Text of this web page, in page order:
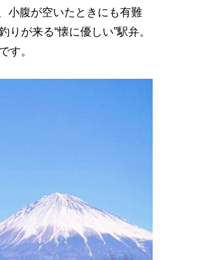
小腹が空いたときにも有難
が来る“懐に優しい”駅弁。
す。